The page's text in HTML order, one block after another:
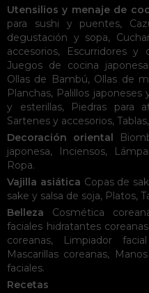
Utensilios y menaje de
para sushi y puentes,
degustación y sopa,
accesorios, Escurridores y
Juegos de cocina japonesa
Ollas de Bambú, Ollas de
Planchas, Palillos japoneses
y esterillas, Piedras para
Sartenes y accesorios, Tablas,
Decoración oriental
japonesa, Inciensos,
Ropa.
Vajilla asiática Copas de
sake y salsa de soja, Platos,
Belleza
Cosmética
faciales hidratantes coreanas
coreanas, Limpiador
Mascarillas coreanas,
faciales.
Recetas